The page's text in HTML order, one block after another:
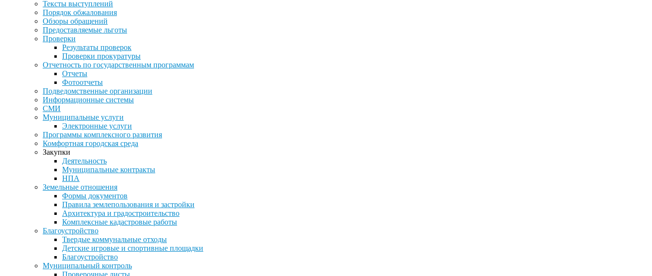
Тексты выступлений
Порядок обжалования
Обзоры обращений
Предоставляемые льготы
Проверки
Результаты проверок
Проверки прокуратуры
Отчетность по государственным программам
Отчеты
Фотоотчеты
Подведомственные организации
Информационные системы
СМИ
Муниципальные услуги
Электронные услуги
Программы комплексного развития
Комфортная городская среда
Закупки
Деятельность
Муниципальные контракты
НПА
Земельные отношения
Формы документов
Правила землепользования и застройки
Архитектура и градостроительство
Комплексные кадастровые работы
Благоустройство
Твердые коммунальные отходы
Детские игровые и спортивные площадки
Благоустройство
Муниципальный контроль
Проверочные листы